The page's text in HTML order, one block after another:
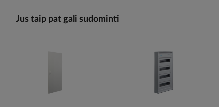
Jus taip pat gali sudominti